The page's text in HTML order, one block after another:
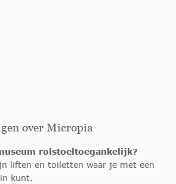
over Micropia
rolstoeltoegankelijk?
liften en toiletten waar je met een
kunt.